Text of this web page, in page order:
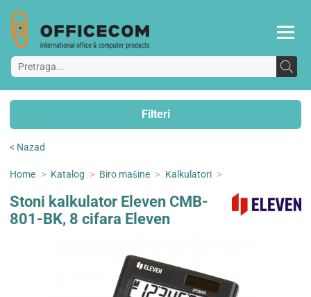
Filteri
< Nazad
Home > Katalog > Biro mašine > Kalkulatori >
Stoni kalkulator Eleven CMB-
801-BK, 8 cifara Eleven